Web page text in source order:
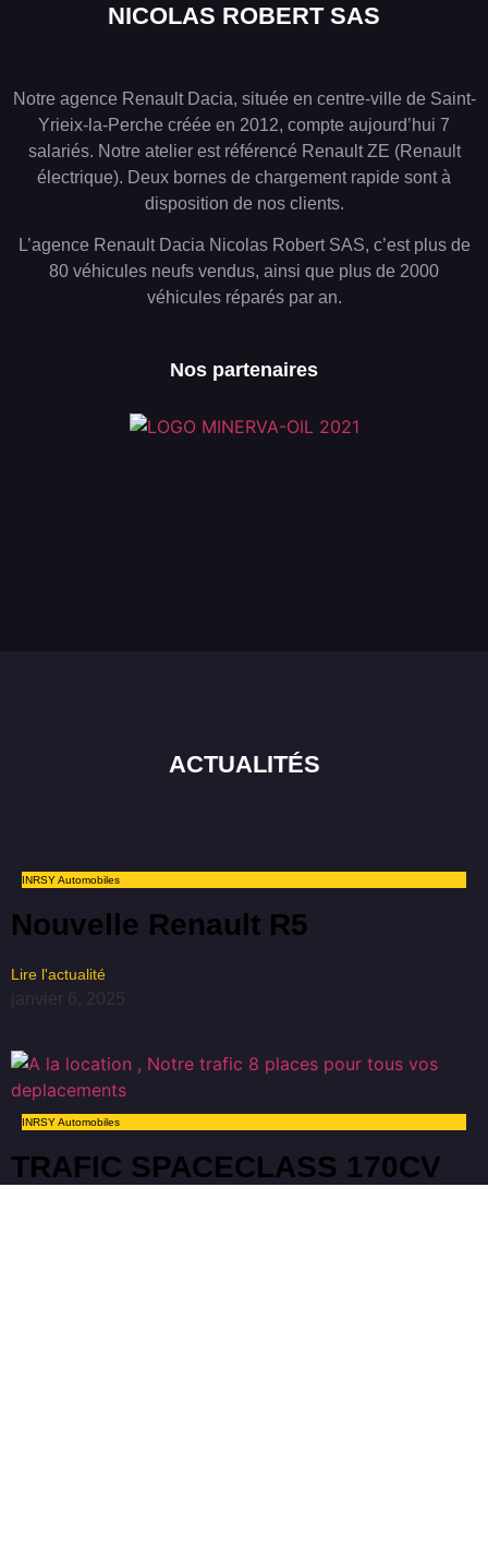
NICOLAS ROBERT SAS
Notre agence Renault Dacia, située en centre-ville de Saint-
Yrieix-la-Perche créée en 2012, compte aujourd’hui 7
salariés. Notre atelier est référencé Renault ZE (Renault
électrique). Deux bornes de chargement rapide sont à
disposition de nos clients.
L’agence Renault Dacia Nicolas Robert SAS, c’est plus de
80 véhicules neufs vendus, ainsi que plus de 2000
véhicules réparés par an.
Nos partenaires
ACTUALITÉS
INRSY Automobiles
Nouvelle Renault R5
Lire l'actualité
janvier 6, 2025
INRSY Automobiles
TRAFIC SPACECLASS 170CV